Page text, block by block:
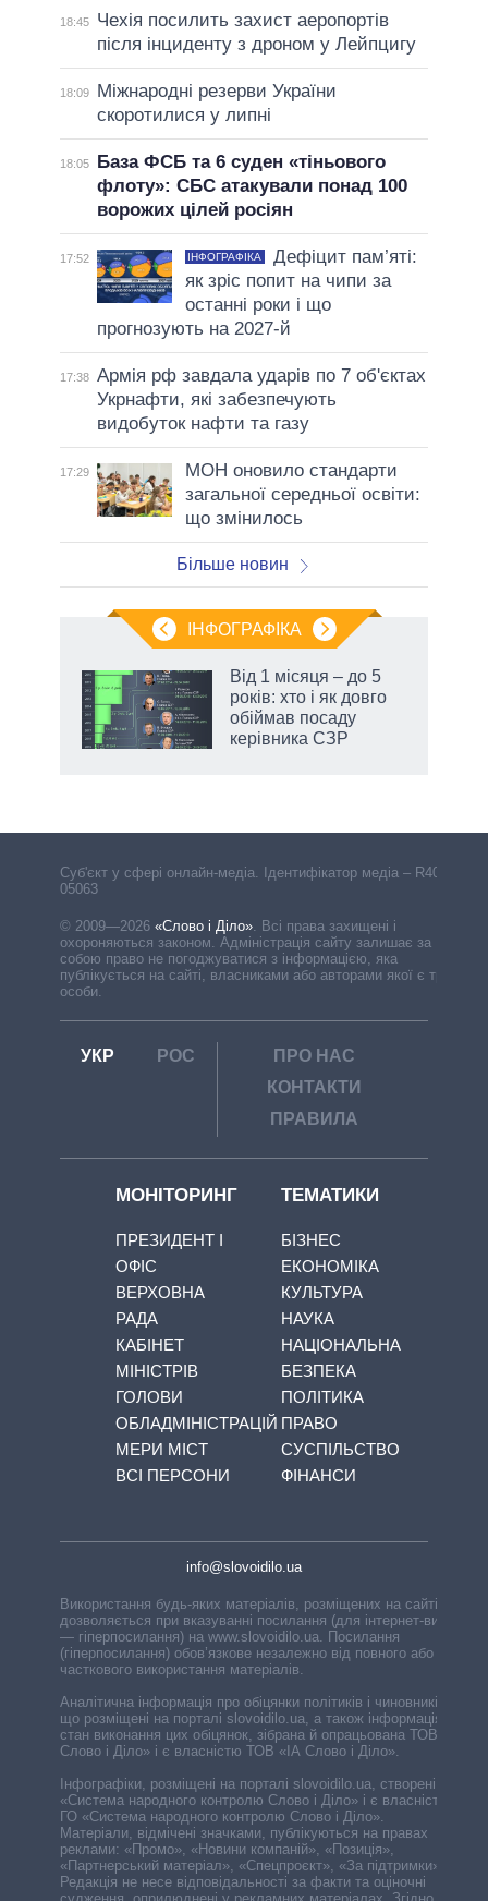
18:45
Чехія посилить захист аеропортів
після інциденту з дроном у Лейпцигу
18:09
Міжнародні резерви України
скоротилися у липні
18:05
База ФСБ та 6 суден «тіньового
флоту»: СБС атакували понад 100
ворожих цілей росіян
17:52 ІНФОГРАФІКА
Дефіцит пам’яті:
як зріс попит на чипи за
останні роки і що
прогнозують на 2027-й
17:38 Армія рф завдала ударів по 7 об'єктах
Укрнафти, які забезпечують
видобуток нафти та газу
17:29
МОН оновило стандарти
загальної середньої освіти:
що змінилось
Більше новин
ІНФОГРАФІКА
Від 1 місяця – до 5
років: хто і як довго
обіймав посаду
керівника СЗР
Cуб'єкт у сфері онлайн-медіа. Ідентифікатор медіа – R40-
05063
© 2009—2026 «Слово і Діло»
Всі права захищені і
охороняються законом. Адміністрація сайту залишає за
собою право не погоджуватися з інформацією, яка
публікується на сайті, власниками або авторами якої є треті
особи.
УКР РОС
ПРО НАС
КОНТАКТИ
ПРАВИЛА
МОНІТОРИНГ
ПРЕЗИДЕНТ І
ОФІС
ВЕРХОВНА
РАДА
КАБІНЕТ
МІНІСТРІВ
ГОЛОВИ
ОБЛАДМІНІСТРАЦІЙ
МЕРИ МІСТ
ВСІ ПЕРСОНИ
ТЕМАТИКИ
БІЗНЕС
ЕКОНОМІКА
КУЛЬТУРА
НАУКА
НАЦІОНАЛЬНА
БЕЗПЕКА
ПОЛІТИКА
ПРАВО
СУСПІЛЬСТВО
ФІНАНСИ
info@slovoidilo.ua
Використання будь-яких матеріалів, розміщених на сайті,
дозволяється при вказуванні посилання (для інтернет-видань
— гіперпосилання) на www.slovoidilo.ua. Посилання
(гіперпосилання) обов’язкове незалежно від повного або
часткового використання матеріалів.
Аналітична інформація про обіцянки політиків і чиновників,
що розміщені на порталі slovoidilo.ua, а також інформація про
стан виконання цих обіцянок, зібрана й опрацьована ТОВ «ІА
Слово і Діло» і є власністю ТОВ «ІА Слово і Діло».
Інфографіки, розміщені на порталі slovoidilo.ua, створені ГО
«Система народного контролю Слово і Діло» і є власністю
ГО «Система народного контролю Слово і Діло».
Матеріали, відмічені значками, публікуються на правах
реклами: «Промо», «Новини компаній», «Позиція»,
«Партнерський матеріал», «Спецпроєкт», «За підтримки».
Редакція не несе відповідальності за факти та оціночні